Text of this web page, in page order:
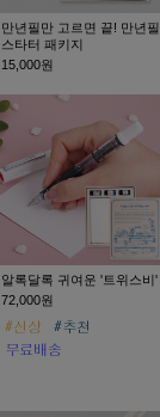
만년필만 고르면 끝! 만년필
스타터 패키지
15,000원
알록달록 귀여운 '트위스비'
72,000원